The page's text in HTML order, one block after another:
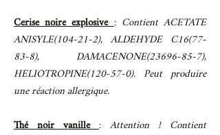
Cerise noire explosive: Contient ACETATE
ANISYLE(104-21-2), ALDEHYDE C16(77-
83-8), DAMACENONE(23696-85-7),
HELIOTROPINE(120-57-0). Peut produire
une réaction allergique.
Thé noir vanille: Attention ! Contient